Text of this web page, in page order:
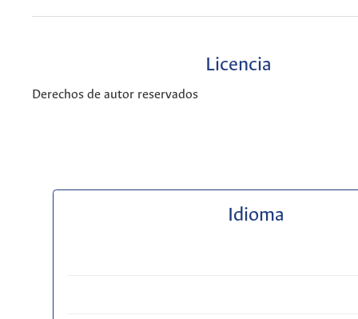
Licencia
Derechos de autor reservados
Idioma